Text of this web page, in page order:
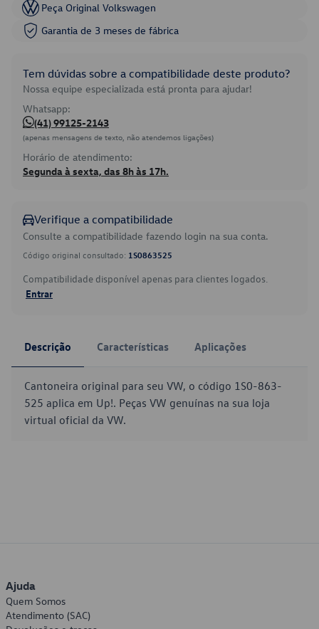
Peça Original Volkswagen
Garantia de 3 meses de fábrica
Tem dúvidas sobre a compatibilidade deste produto?
Nossa equipe especializada está pronta para ajudar!
Whatsapp:
(41) 99125-2143
(apenas mensagens de texto, não atendemos ligações)
Horário de atendimento:
Segunda à sexta, das 8h às 17h.
Verifique a compatibilidade
Consulte a compatibilidade fazendo login na sua conta.
Código original consultado: 1S0863525
Compatibilidade disponível apenas para clientes logados.
Entrar
Descrição Características Aplicações
Cantoneira original para seu VW, o código 1S0-863-
525 aplica em Up!. Peças VW genuínas na sua loja
virtual oficial da VW.
Ajuda
Quem Somos
Atendimento (SAC)